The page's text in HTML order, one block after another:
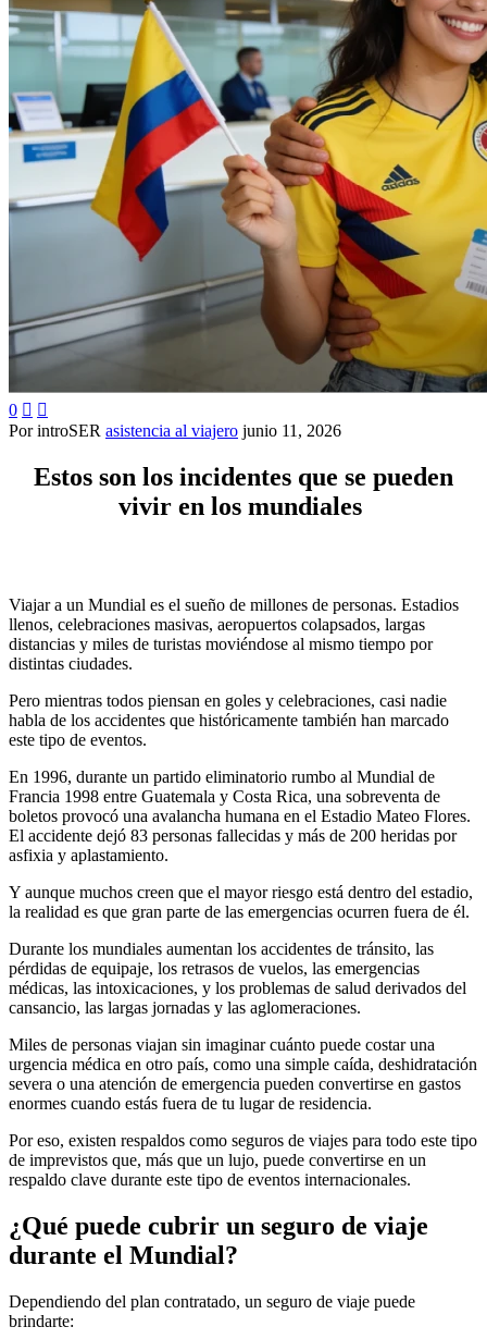
0  
Por introSER asistencia al viajero junio 11, 2026
Estos son los incidentes que se pueden
vivir en los mundiales
Viajar a un Mundial es el sueño de millones de personas. Estadios
llenos, celebraciones masivas, aeropuertos colapsados, largas
distancias y miles de turistas moviéndose al mismo tiempo por
distintas ciudades.
Pero mientras todos piensan en goles y celebraciones, casi nadie
habla de los accidentes que históricamente también han marcado
este tipo de eventos.
En 1996, durante un partido eliminatorio rumbo al Mundial de
Francia 1998 entre Guatemala y Costa Rica, una sobreventa de
boletos provocó una avalancha humana en el Estadio Mateo Flores.
El accidente dejó 83 personas fallecidas y más de 200 heridas por
asfixia y aplastamiento.
Y aunque muchos creen que el mayor riesgo está dentro del estadio,
la realidad es que gran parte de las emergencias ocurren fuera de él.
Durante los mundiales aumentan los accidentes de tránsito, las
pérdidas de equipaje, los retrasos de vuelos, las emergencias
médicas, las intoxicaciones, y los problemas de salud derivados del
cansancio, las largas jornadas y las aglomeraciones.
Miles de personas viajan sin imaginar cuánto puede costar una
urgencia médica en otro país, como una simple caída, deshidratación
severa o una atención de emergencia pueden convertirse en gastos
enormes cuando estás fuera de tu lugar de residencia.
Por eso, existen respaldos como seguros de viajes para todo este tipo
de imprevistos que, más que un lujo, puede convertirse en un
respaldo clave durante este tipo de eventos internacionales.
¿Qué puede cubrir un seguro de viaje
durante el Mundial?
Dependiendo del plan contratado, un seguro de viaje puede
brindarte: